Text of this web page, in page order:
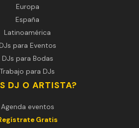
Europa
España
Latinoamérica
para Eventos
DJs para Bodas
Trabajo para DJs
DJ O ARTISTA?
Agenda eventos
Gratis